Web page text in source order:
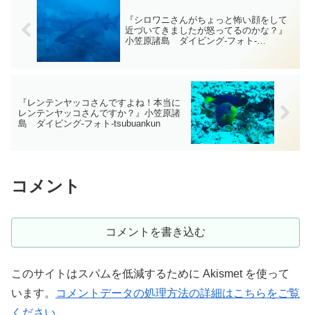
『シロワニさんがちょっと怖い顔をして
近づいてきましたが怒ってるのかな？』
小笠原諸島 ダイビング‐フォト‐
『レンテンヤッコさんですよね！本当に
レンテンヤッコさんですか？』小笠原諸
島 ダイビング‐フォト‐tsubuankun
コメント
コメントを書き込む
このサイトはスパムを低減するために Akismet を使って
います。
コメントデータの処理方法の詳細はこちらをご覧
ください。